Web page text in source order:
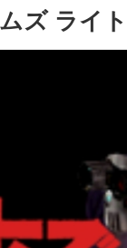
ズ ライ